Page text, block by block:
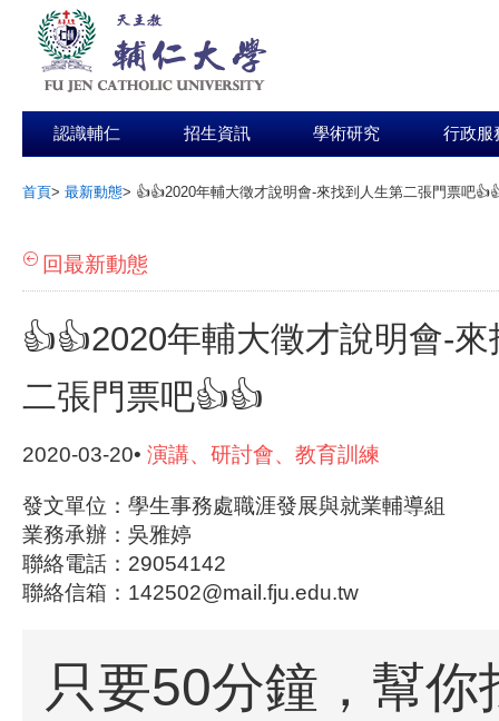
認識輔仁 招生資訊 學術研究 行政服
首頁> 最新動態> 👍👍2020年輔大徵才說明會-來找到人生第二張門票吧
回最新動態
👍👍2020年輔大徵才說明會-
二張門票吧👍👍
2020-03-20• 演講、研討會、教育訓練
發文單位：學生事務處職涯發展與就業輔導組
業務承辦：吳雅婷
聯絡電話：29054142
聯絡信箱：142502@mail.fju.edu.tw
只要50分鐘，幫你